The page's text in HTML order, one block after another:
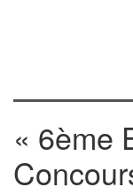
« 6ème